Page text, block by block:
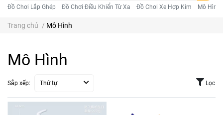
Đồ Chơi Lắp Ghép Đồ Chơi Điều Khiển Từ Xa Đồ Chơi Xe Hợp Kim Mô Hình
Trang chủ / Mô Hình
Mô Hình
Sắp xếp: Thứ tự Lọc